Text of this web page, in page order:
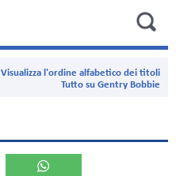
Visualizza l'ordine alfabetico dei titoli
Tutto su Gentry Bobbie